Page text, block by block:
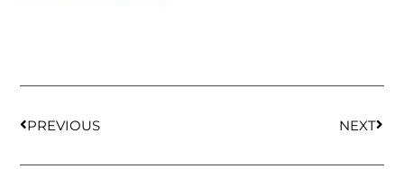
PREVIOUS NEXT